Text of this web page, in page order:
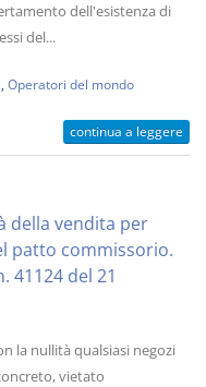
dell'esistenza di
del...
Operatori del mondo
continua a leggere
della vendita per
patto commissorio.
41124 del 21
la nullità qualsiasi negozi
vietato